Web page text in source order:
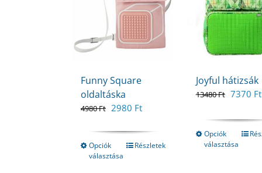
Funny Square
oldaltáska
4980Ft Original
was:
4980 Ft.
2980 FtCurrent
is:
2980 Ft.
Opciók
választása
Részletek
Joyful hátizsák
13480Ft Original
was:
13480
7370 Ft
Opciók
választása